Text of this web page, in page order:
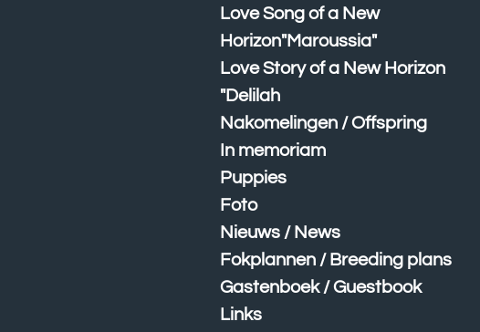
Love Song of a New
Horizon"Maroussia"
Love Story of a New Horizon
"Delilah
Nakomelingen / Offspring
In memoriam
Puppies
Foto
Nieuws / News
Fokplannen / Breeding plans
Gastenboek / Guestbook
Links